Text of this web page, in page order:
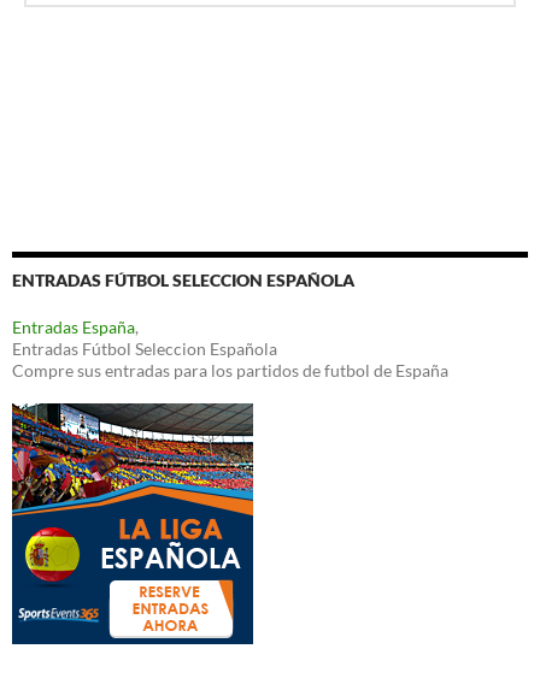
ENTRADAS FÚTBOL SELECCION ESPAÑOLA
Entradas España,
Entradas Fútbol Seleccion Española
Compre sus entradas para los partidos de futbol de España